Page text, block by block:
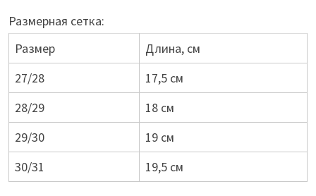
Размерная сетка:
Размер
Длина, см
27/28
17,5 см
28/29
18 см
29/30
19 см
30/31
19,5 см